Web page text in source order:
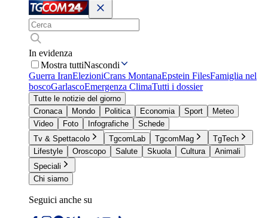
In evidenza
Mostra tuttiNascondi
Guerra IranElezioniCrans MontanaEpstein FilesFamiglia nel
boscoGarlascoEmergenza ClimaTutti i dossier
Tutte le notizie del giorno
Cronaca
Mondo Politica Economia Sport
Meteo
Video
Foto Infografiche
Schede
Tv & Spettacolo
TgcomLab TgcomMag
TgTech
Lifestyle
Oroscopo Salute Skuola Cultura
Animali
Speciali
Chi siamo
Seguici anche su